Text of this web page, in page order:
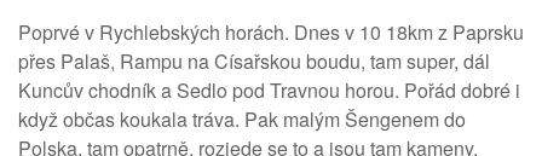
Poprvé v Rychlebských horách. Dnes v 10 18km z Paprsku
přes Palaš, Rampu na Císařskou boudu, tam super, dál
Kuncův chodník a Sedlo pod Travnou horou. Pořád dobré i
když občas koukala tráva. Pak malým Šengenem do
Polska, tam opatrně, rozjede se to a jsou tam kameny,